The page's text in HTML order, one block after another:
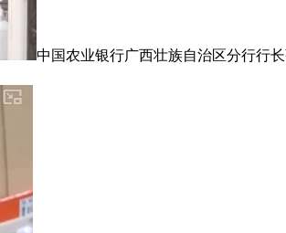
中国农业银行广西壮族自治区分行行